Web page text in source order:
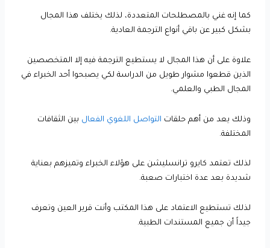
كما إنه غني بالمصطلحات المتعددة، لذلك يختلف هذا المجال
بشكل كبير عن باقي أنواع الترجمة العادية.
علاوة على أن هذا المجال لا يستطيع الترجمة فيه إلا المتخصصين
الذين قطعوا مشوار طويل من الدراسة لكي يصبحوا أحد الخبراء في
المجال الطبي والعلمي.
وذلك يعد من أهم حلقات التواصل اللغوي الفعال بين الثقافات
المختلفة.
لذلك تعتمد كايرو ترانسليشن على هؤلاء الخبراء وتميزهم بعناية
شديدة بعد عدة اختبارات صعبة.
لذلك تستطيع الاعتماد على هذا المكتب وأنت قرير العين وتعرف
جيداً أن جميع المستندات الطبية.